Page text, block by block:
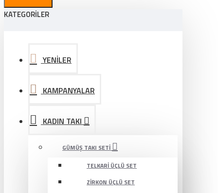
KATEGORİLER
YENİLER
KAMPANYALAR
KADIN TAKI
GÜMÜŞ TAKI SETI
TELKARI ÜÇLÜ SET
ZIRKON ÜÇLÜ SET